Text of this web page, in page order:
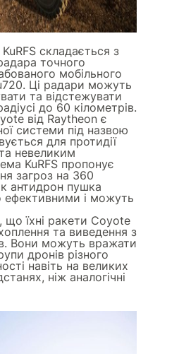
складається з
точного
мобільного
Ці радари можуть
та відстежувати
до 60 кілометрів.
від Raytheon є
системи під назвою
для протидії
невеликим
KuRFS пропонує
загроз на 360
антидрон пушка
ефективними і можуть
їхні ракети Coyote
та виведення з
Вони можуть вражати
дронів різного
навіть на великих
ніж аналогічні